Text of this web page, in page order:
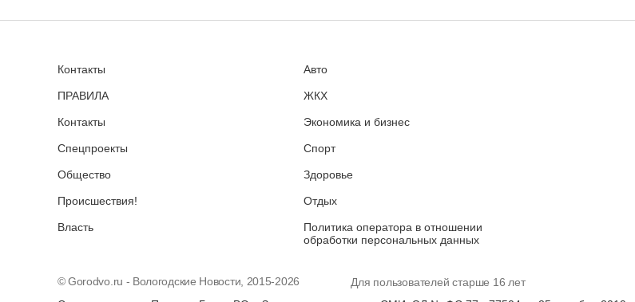
Контакты
ПРАВИЛА
Контакты
Спецпроекты
Общество
Происшествия!
Власть
Авто
ЖКХ
Экономика и бизнес
Спорт
Здоровье
Отдых
Политика оператора в отношении
обработки персональных данных
© Gorodvo.ru - Вологодские Новости, 2015-2026
Для пользователей старше 16 лет